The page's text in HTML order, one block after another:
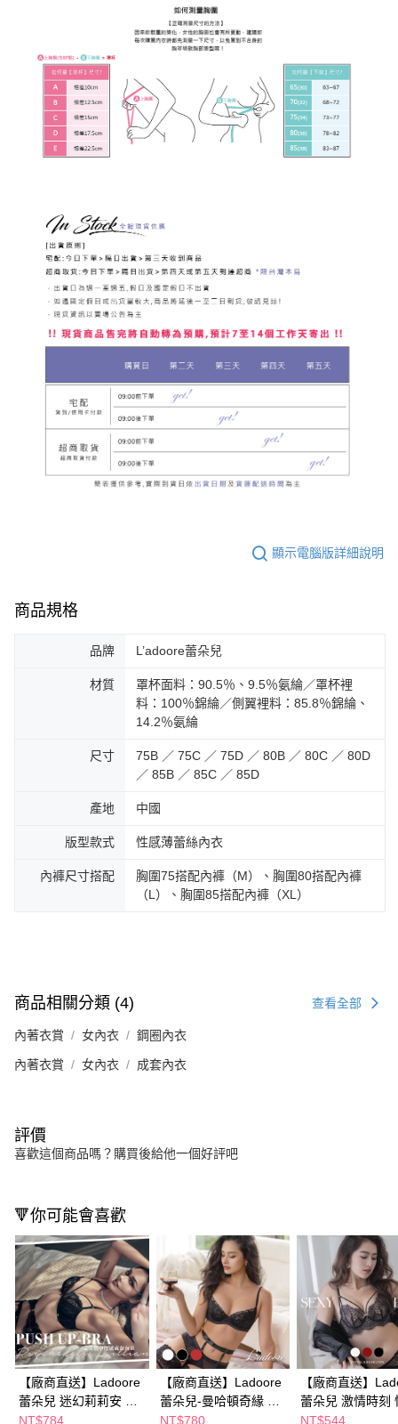
顯示電腦版詳細說明
商品規格
品牌 L’adoore蕾朵兒
材質
罩杯面料：90.5％、9.5％氨綸／罩杯裡
料：100％錦綸／側翼裡料：85.8％錦綸、
14.2％氨綸
尺寸
75B ／ 75C ／ 75D ／ 80B ／ 80C ／ 80D
／ 85B ／ 85C ／ 85D
產地 中國
版型款式 性感薄蕾絲內衣
內褲尺寸搭配
胸圍75搭配內褲（M）、胸圍80搭配內褲
（L）、胸圍85搭配內褲（XL）
商品相關分類 (4) 查看全部
內著衣賞 女內衣 鋼圈內衣
內著衣賞 女內衣 成套內衣
評價
喜歡這個商品嗎？購買後給他一個好評吧
🔻你可能會喜歡
【廠商直送】Ladoore
蕾朵兒 迷幻莉莉安 完
美集中性感成套內衣
NT$784
【廠商直送】Ladoore
蕾朵兒-曼哈頓奇緣 法
式薄蕾絲成套內衣
NT$780
【廠商直送】
蕾朵兒 激情時刻
薄杯成套內衣-多
NT$544